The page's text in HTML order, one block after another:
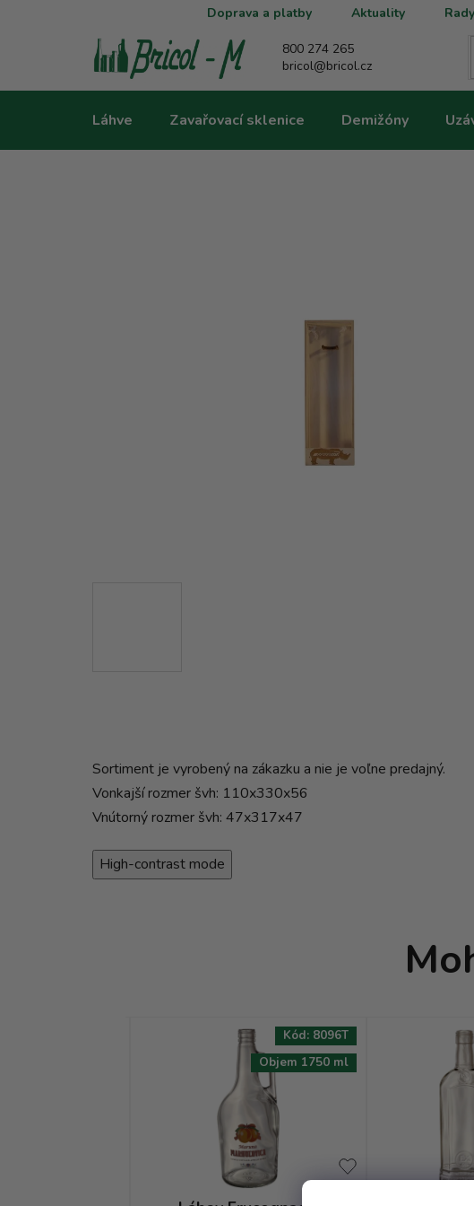
Doprava a platby Aktuality
800 274 265
bricol@bricol.cz
Láhve Zavařovací sklenice Demižóny
Sortiment je vyrobený na zákazku a nie je voľne predajný.
Vonkajší rozmer švh: 110x330x56
Vnútorný rozmer švh: 47x317x47
High-contrast mode
Objem 1750 ml
Kód: 8096T